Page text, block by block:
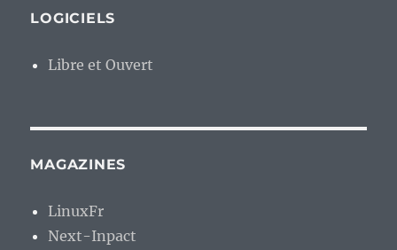
LOGICIELS
Libre et Ouvert
MAGAZINES
LinuxFr
Next-Inpact